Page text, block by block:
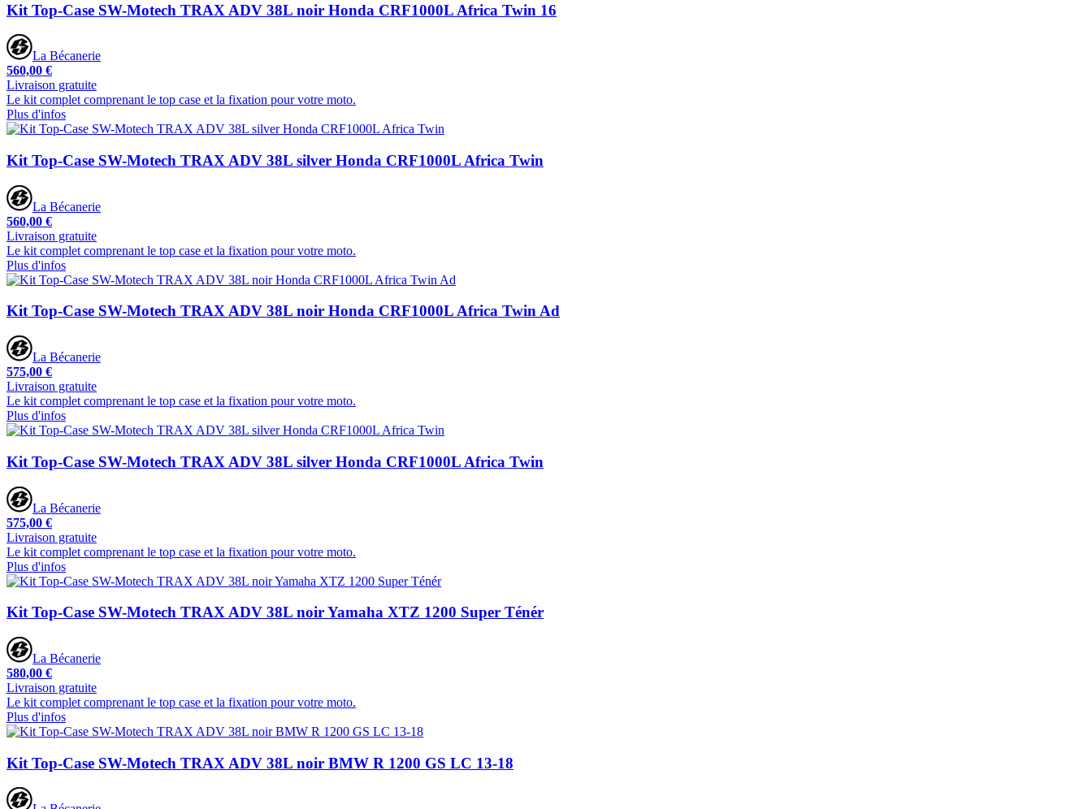
Kit Top-Case SW-Motech TRAX ADV 38L noir Honda CRF1000L Africa Twin 16
La Bécanerie
560,00 €
Livraison gratuite
Le kit complet comprenant le top case et la fixation pour votre moto.
Plus d'infos
Kit Top-Case SW-Motech TRAX ADV 38L silver Honda CRF1000L Africa Twin
La Bécanerie
560,00 €
Livraison gratuite
Le kit complet comprenant le top case et la fixation pour votre moto.
Plus d'infos
Kit Top-Case SW-Motech TRAX ADV 38L noir Honda CRF1000L Africa Twin Ad
La Bécanerie
575,00 €
Livraison gratuite
Le kit complet comprenant le top case et la fixation pour votre moto.
Plus d'infos
Kit Top-Case SW-Motech TRAX ADV 38L silver Honda CRF1000L Africa Twin
La Bécanerie
575,00 €
Livraison gratuite
Le kit complet comprenant le top case et la fixation pour votre moto.
Plus d'infos
Kit Top-Case SW-Motech TRAX ADV 38L noir Yamaha XTZ 1200 Super Ténér
La Bécanerie
580,00 €
Livraison gratuite
Le kit complet comprenant le top case et la fixation pour votre moto.
Plus d'infos
Kit Top-Case SW-Motech TRAX ADV 38L noir BMW R 1200 GS LC 13-18